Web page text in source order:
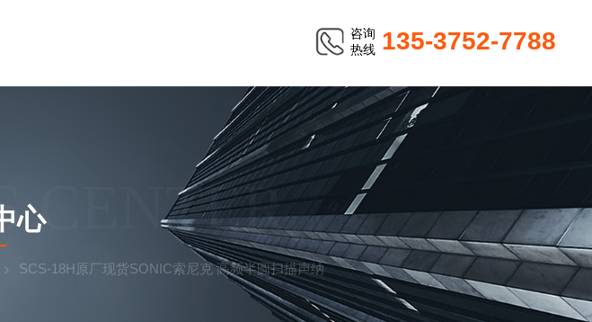
咨询
热线 135-3752-7788
CENTER
心
SCS-18H原厂现货SONIC索尼克 高频半圆扫描声纳